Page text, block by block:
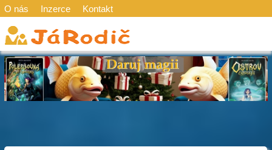
O nás Inzerce Kontakt